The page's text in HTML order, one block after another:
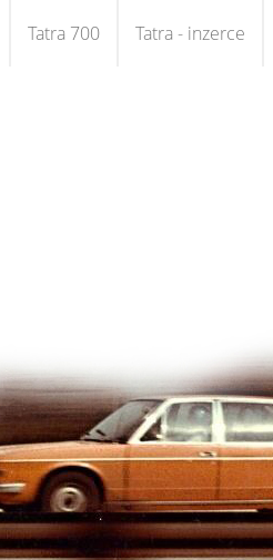
Tatra 700 Tatra - inzerce